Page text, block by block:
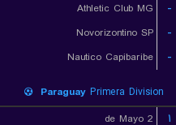
Athletic Club MG
-
Novorizontino SP
-
Nautico Capibaribe
-
Paraguay Primera Division
2 de Mayo
۱